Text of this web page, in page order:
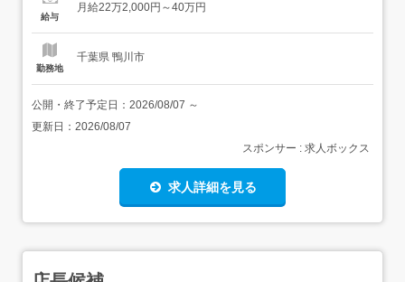
決められた位置へ固定する 組立後の外観や動きを確認する
給与
月給22万2,000円～40万円
勤務地
千葉県 鴨川市
公開・終了予定日： 2026/08/07 ～
更新日： 2026/08/07
スポンサー : 求人ボックス
求人詳細を見る